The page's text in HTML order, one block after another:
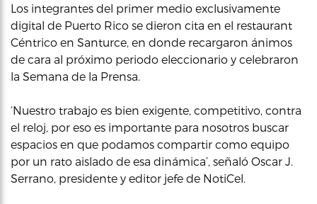
Los integrantes del primer medio exclusivamente
digital de Puerto Rico se dieron cita en el restaurant
Céntrico en Santurce, en donde recargaron ánimos
de cara al próximo periodo eleccionario y celebraron
la Semana de la Prensa.
‘Nuestro trabajo es bien exigente, competitivo, contra
el reloj, por eso es importante para nosotros buscar
espacios en que podamos compartir como equipo
por un rato aislado de esa dinámica’, señaló Oscar J.
Serrano, presidente y editor jefe de NotiCel.